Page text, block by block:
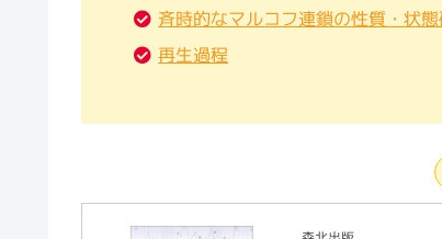
斉時的なマルコフ連鎖の性質・状
再生過程